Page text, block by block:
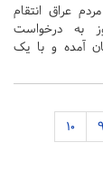
عراق انتقام
به درخواست
آمده و با یک
9
10